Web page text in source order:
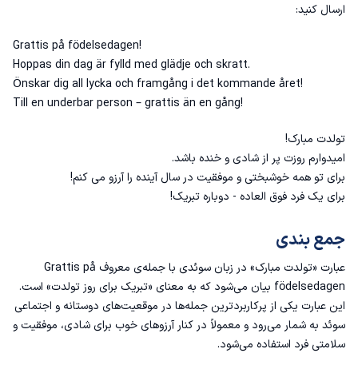
ارسال کنید:
!Grattis på födelsedagen
.Hoppas din dag är fylld med glädje och skratt
!Önskar dig all lycka och framgång i det kommande året
!Till en underbar person – grattis än en gång
تولدت مبارک!
امیدوارم روزت پر از شادی و خنده باشد.
برای تو همه خوشبختی و موفقیت در سال آینده را آرزو می کنم!
برای یک فرد فوق العاده - دوباره تبریک!
جمع بندی
عبارت «تولدت مبارک» در زبان سوئدی با جمله‌ی معروف Grattis på
födelsedagen بیان می‌شود که به معنای «تبریک برای روز تولدت» است.
این عبارت یکی از پرکاربردترین جمله‌ها در موقعیت‌های دوستانه و اجتماعی
سوئد به شمار می‌رود و معمولاً در کنار آرزوهای خوب برای شادی، موفقیت و
سلامتی فرد استفاده می‌شود.